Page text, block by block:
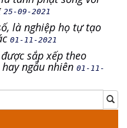
25-09-2021
là nghiệp họ tự tạo
01-11-2021
sắp xếp theo
ngẫu nhiên 01-11-